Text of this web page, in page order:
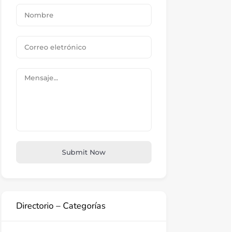
Submit Now
Directorio – Categorías